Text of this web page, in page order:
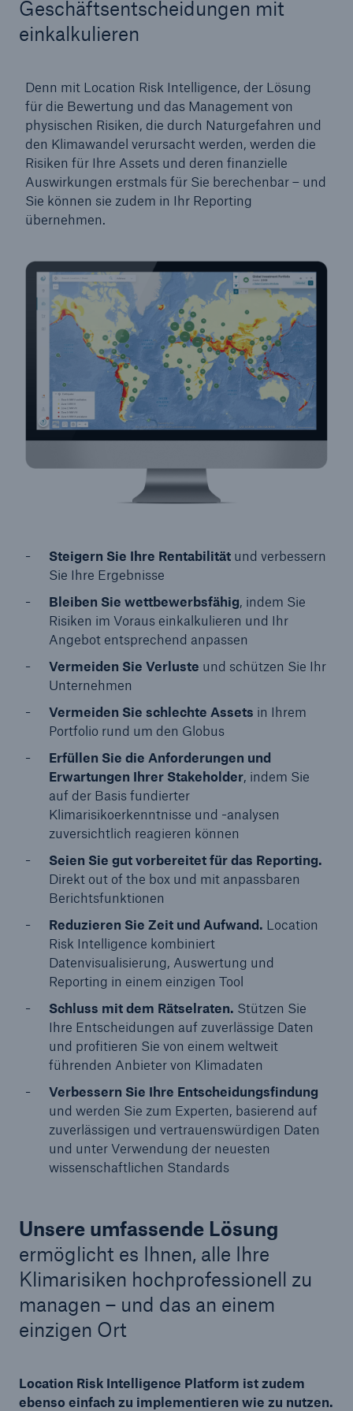
Geschäftsentscheidungen mit
einkalkulieren
Denn mit Location Risk Intelligence, der Lösung
für die Bewertung und das Management von
physischen Risiken, die durch Naturgefahren und
den Klimawandel verursacht werden, werden die
Risiken für Ihre Assets und deren finanzielle
Auswirkungen erstmals für Sie berechenbar – und
Sie können sie zudem in Ihr Reporting
übernehmen.
Steigern Sie Ihre Rentabilität und verbessern
Sie Ihre Ergebnisse
Bleiben Sie wettbewerbsfähig, indem Sie
Risiken im Voraus einkalkulieren und Ihr
Angebot entsprechend anpassen
Vermeiden Sie Verluste und schützen Sie Ihr
Unternehmen
Vermeiden Sie schlechte Assets in Ihrem
Portfolio rund um den Globus
Erfüllen Sie die Anforderungen und
Erwartungen Ihrer Stakeholder, indem Sie
auf der Basis fundierter
Klimarisikoerkenntnisse und -analysen
zuversichtlich reagieren können
Seien Sie gut vorbereitet für das Reporting.
Direkt out of the box und mit anpassbaren
Berichtsfunktionen
Reduzieren Sie Zeit und Aufwand. Location
Risk Intelligence kombiniert
Datenvisualisierung, Auswertung und
Reporting in einem einzigen Tool
Schluss mit dem Rätselraten. Stützen Sie
Ihre Entscheidungen auf zuverlässige Daten
und profitieren Sie von einem weltweit
führenden Anbieter von Klimadaten
Verbessern Sie Ihre Entscheidungsfindung
und werden Sie zum Experten, basierend auf
zuverlässigen und vertrauenswürdigen Daten
und unter Verwendung der neuesten
wissenschaftlichen Standards
Unsere umfassende Lösung
ermöglicht es Ihnen, alle Ihre
Klimarisiken hochprofessionell zu
managen – und das an einem
einzigen Ort
Location Risk Intelligence Platform ist zudem
ebenso einfach zu implementieren wie zu nutzen.